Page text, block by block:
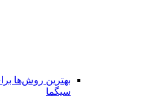
بهترین روش‌ها
سیگما